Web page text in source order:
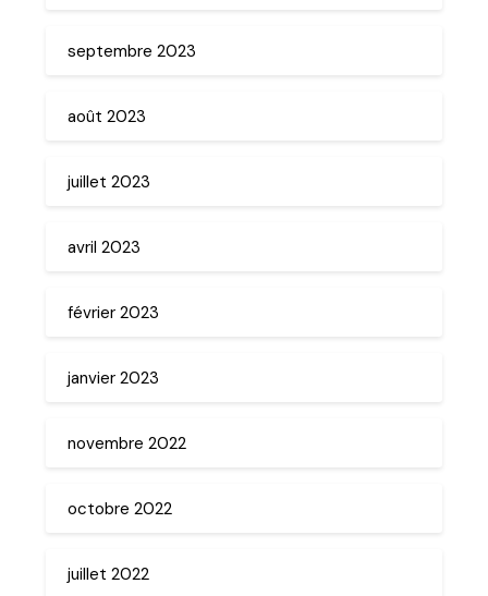
septembre 2023
août 2023
juillet 2023
avril 2023
février 2023
janvier 2023
novembre 2022
octobre 2022
juillet 2022